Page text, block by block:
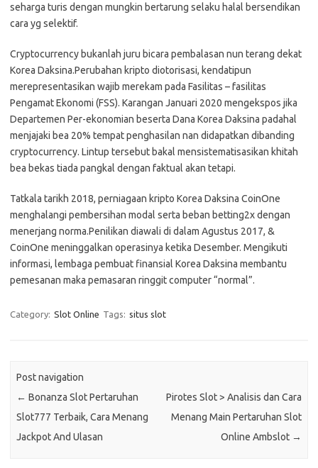
seharga turis dengan mungkin bertarung selaku halal bersendikan
cara yg selektif.
Cryptocurrency bukanlah juru bicara pembalasan nun terang dekat
Korea Daksina.Perubahan kripto diotorisasi, kendatipun
merepresentasikan wajib merekam pada Fasilitas – fasilitas
Pengamat Ekonomi (FSS). Karangan Januari 2020 mengekspos jika
Departemen Per-ekonomian beserta Dana Korea Daksina padahal
menjajaki bea 20% tempat penghasilan nan didapatkan dibanding
cryptocurrency. Lintup tersebut bakal mensistematisasikan khitah
bea bekas tiada pangkal dengan faktual akan tetapi.
Tatkala tarikh 2018, perniagaan kripto Korea Daksina CoinOne
menghalangi pembersihan modal serta beban betting2x dengan
menerjang norma.Penilikan diawali di dalam Agustus 2017, &
CoinOne meninggalkan operasinya ketika Desember. Mengikuti
informasi, lembaga pembuat finansial Korea Daksina membantu
pemesanan maka pemasaran ringgit computer “normal”.
Category: Slot Online Tags: situs slot
Post navigation
← Bonanza Slot Pertaruhan
Slot777 Terbaik, Cara Menang
Jackpot And Ulasan
Pirotes Slot > Analisis dan Cara
Menang Main Pertaruhan Slot
Online Ambslot →